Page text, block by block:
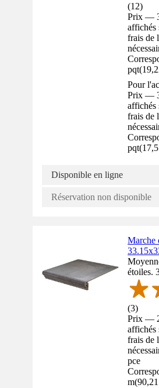
(12)
Prix —
affichés
frais de
pqt(
Pour
Prix —
affichés
frais de
pqt(
Disponible en ligne
Réservation non disponible
Marche
étoiles.
(3)
Prix —
affichés
frais de
pce
m(